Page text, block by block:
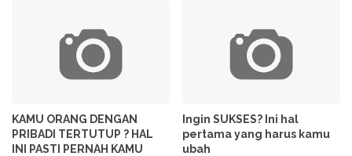
KAMU ORANG DENGAN
PRIBADI TERTUTUP ? HAL
INI PASTI PERNAH KAMU
Ingin SUKSES? Ini hal
pertama yang harus kamu
ubah